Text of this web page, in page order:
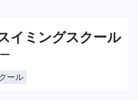
イミングスクール
ール